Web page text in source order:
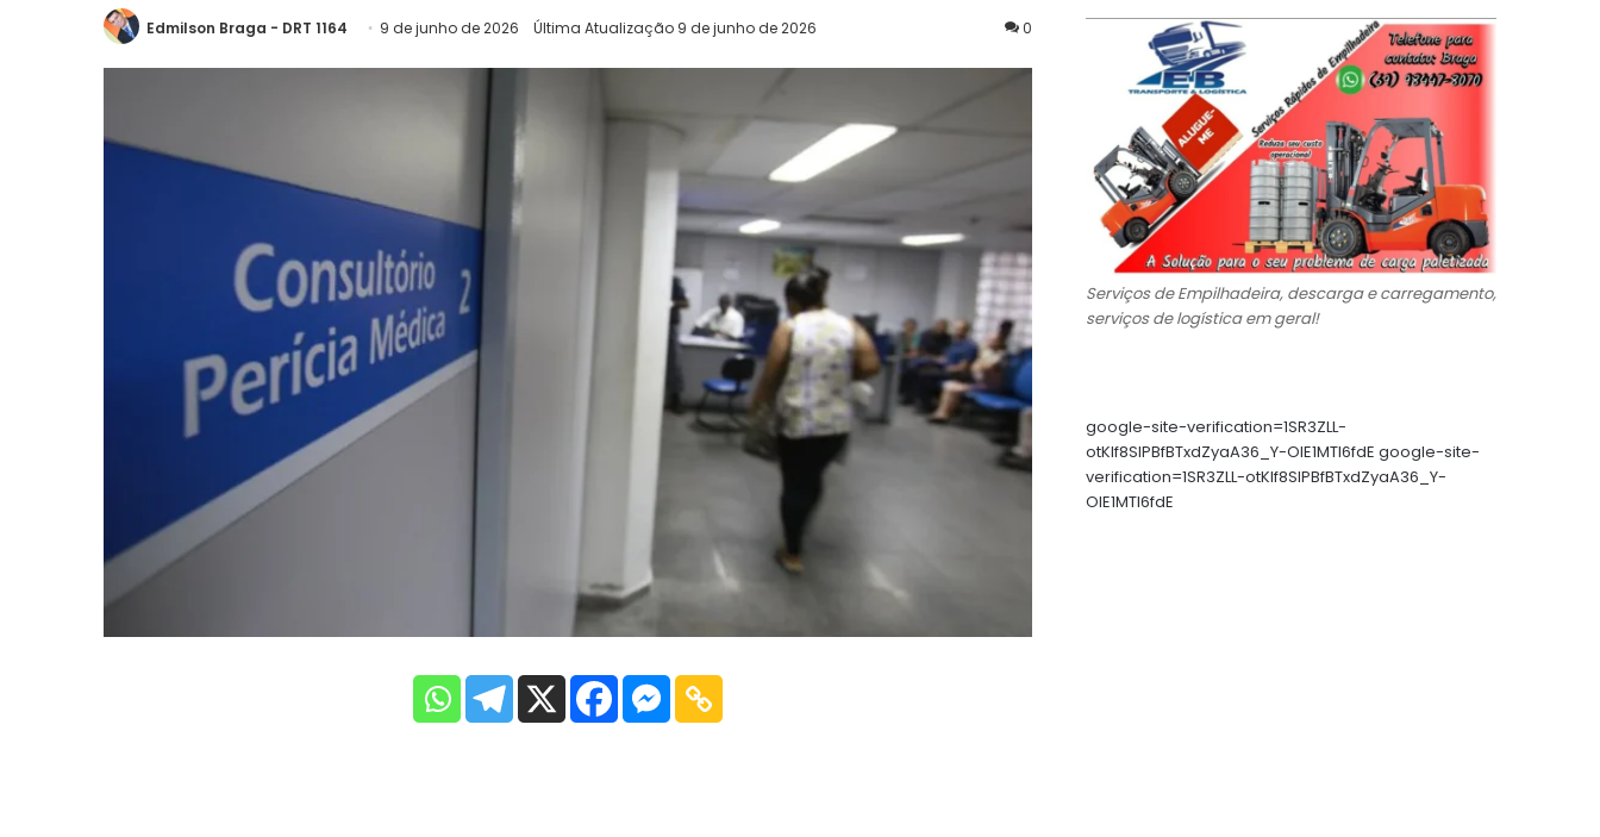
Edmilson Braga - DRT 1164 9 de junho de 2026 Última Atualização 9 de junho de 2026 0
Serviços de Empilhadeira, descarga e carregamento,
serviços de logística em geral!
google-site-verification=1SR3ZLL-
otKIf8SlPBfBTxdZyaA36_Y-OIE1MTl6fdE google-site-
verification=1SR3ZLL-otKIf8SlPBfBTxdZyaA36_Y-
OIE1MTl6fdE